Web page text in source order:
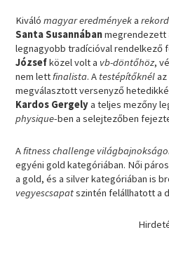
Kiválómagyar eredményeka
Santa Susannábanmegrendezett
legnagyobb tradícióval rendelkező
Józsefközel volt a vb-döntőhöz,
nem lettfinalista. A testépítőknél
megválasztott versenyző
Kardos Gergelya teljes mezőny
physique-ben a selejtezőben
Afitness challenge
egyéni gold kategóriában. Női
a gold, és a silver kategóriában is
vegyescsapatszintén felállhatott a